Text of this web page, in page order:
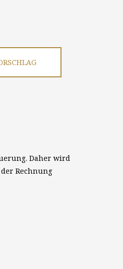
Daher wird
Rechnung